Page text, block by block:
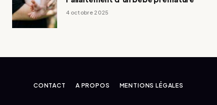
4 octobre 2025
CONTACT A PROPOS MENTIONS LÉGALES